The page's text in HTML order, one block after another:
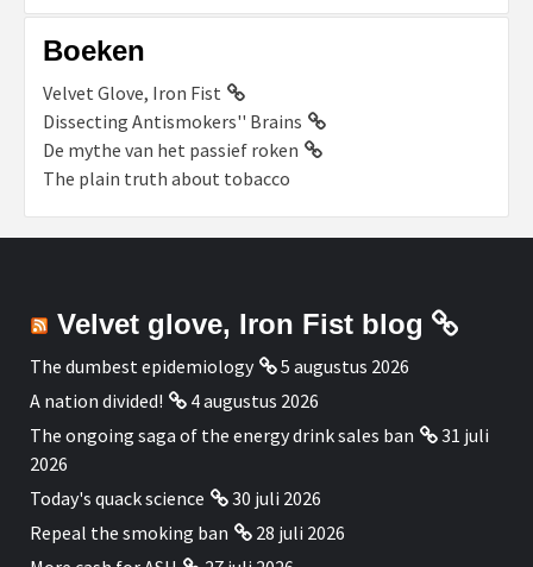
Boeken
Velvet Glove, Iron Fist
Dissecting Antismokers'' Brains
De mythe van het passief roken
The plain truth about tobacco
Velvet glove, Iron Fist blog
The dumbest epidemiology
5 augustus 2026
A nation divided!
4 augustus 2026
The ongoing saga of the energy drink sales ban
31 juli
2026
Today's quack science
30 juli 2026
Repeal the smoking ban
28 juli 2026